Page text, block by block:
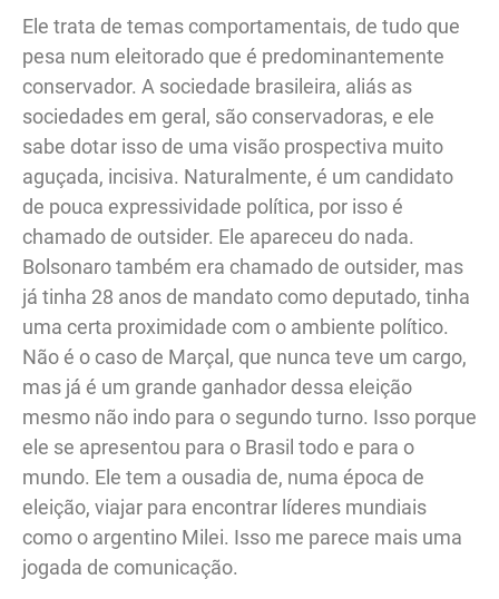
Ele trata de temas comportamentais, de tudo que
pesa num eleitorado que é predominantemente
conservador. A sociedade brasileira, aliás as
sociedades em geral, são conservadoras, e ele
sabe dotar isso de uma visão prospectiva muito
aguçada, incisiva. Naturalmente, é um candidato
de pouca expressividade política, por isso é
chamado de outsider. Ele apareceu do nada.
Bolsonaro também era chamado de outsider, mas
já tinha 28 anos de mandato como deputado, tinha
uma certa proximidade com o ambiente político.
Não é o caso de Marçal, que nunca teve um cargo,
mas já é um grande ganhador dessa eleição
mesmo não indo para o segundo turno. Isso porque
ele se apresentou para o Brasil todo e para o
mundo. Ele tem a ousadia de, numa época de
eleição, viajar para encontrar líderes mundiais
como o argentino Milei. Isso me parece mais uma
jogada de comunicação.